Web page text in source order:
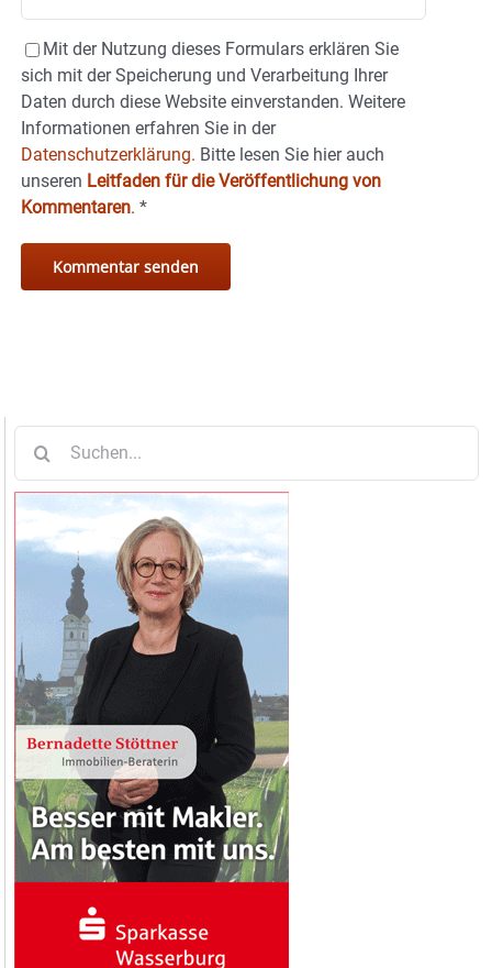
Mit der Nutzung dieses Formulars erklären Sie
sich mit der Speicherung und Verarbeitung Ihrer
Daten durch diese Website einverstanden. Weitere
Informationen erfahren Sie in der
Datenschutzerklärung. Bitte lesen Sie hier auch
unseren Leitfaden für die Veröffentlichung von
Kommentaren. *
nach: